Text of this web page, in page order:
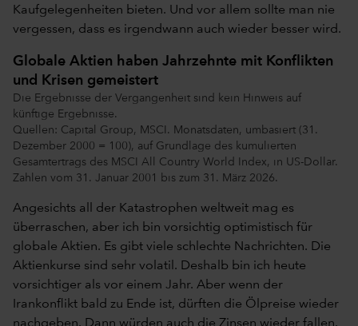
Kaufgelegenheiten bieten. Und vor allem sollte man nie
vergessen, dass es irgendwann auch wieder besser wird.
Globale Aktien haben Jahrzehnte mit Konflikten
und Krisen gemeistert
Die Ergebnisse der Vergangenheit sind kein Hinweis auf
künftige Ergebnisse.
Quellen: Capital Group, MSCI. Monatsdaten, umbasiert (31.
Dezember 2000 = 100), auf Grundlage des kumulierten
Gesamtertrags des MSCI All Country World Index, in US-Dollar.
Zahlen vom 31. Januar 2001 bis zum 31. März 2026.
Angesichts all der Katastrophen weltweit mag es
überraschen, aber ich bin vorsichtig optimistisch für
globale Aktien. Es gibt viele schlechte Nachrichten. Die
Aktienkurse sind sehr volatil. Deshalb bin ich heute
vorsichtiger als vor einem Jahr. Aber wenn der
Irankonflikt bald zu Ende ist, dürften die Ölpreise wieder
nachgeben. Dann würden auch die Zinsen wieder fallen.